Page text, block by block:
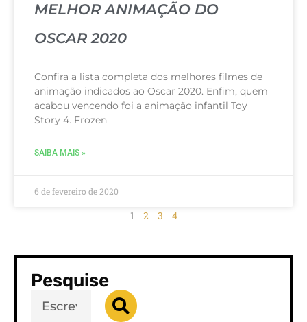
MELHOR ANIMAÇÃO DO
OSCAR 2020
Confira a lista completa dos melhores filmes de
animação indicados ao Oscar 2020. Enfim, quem
acabou vencendo foi a animação infantil Toy
Story 4. Frozen
SAIBA MAIS »
6 de fevereiro de 2020
1 2 3 4
Pesquise